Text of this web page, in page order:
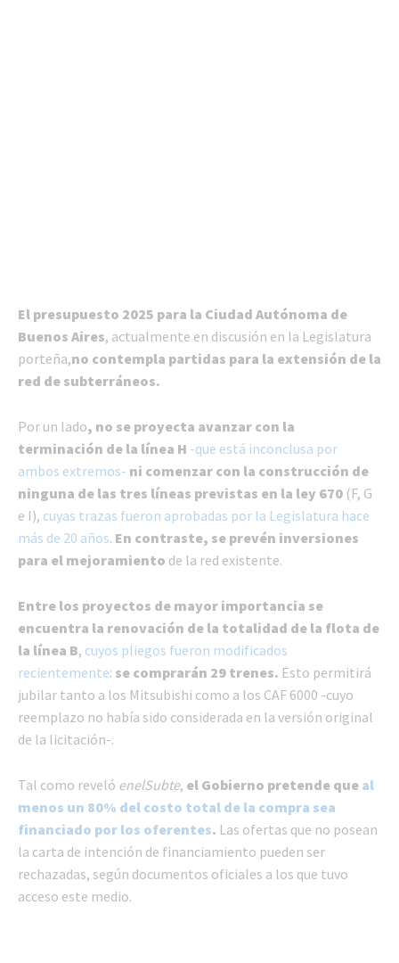
El presupuesto 2025 para la Ciudad Autónoma de
Buenos Aires, actualmente en discusión en la Legislatura
porteña,no contempla partidas para la extensión de la
red de subterráneos.
Por un lado, no se proyecta avanzar con la
terminación de la línea H -que está inconclusa por
ambos extremos- ni comenzar con la construcción de
ninguna de las tres líneas previstas en la ley 670 (F, G
e I), cuyas trazas fueron aprobadas por la Legislatura hace
más de 20 años. En contraste, se prevén inversiones
para el mejoramiento de la red existente.
Entre los proyectos de mayor importancia se
encuentra la renovación de la totalidad de la flota de
la línea B, cuyos pliegos fueron modificados
recientemente: se comprarán 29 trenes. Esto permitirá
jubilar tanto a los Mitsubishi como a los CAF 6000 -cuyo
reemplazo no había sido considerada en la versión original
de la licitación-.
Tal como reveló enelSubte, el Gobierno pretende que al
menos un 80% del costo total de la compra sea
financiado por los oferentes. Las ofertas que no posean
la carta de intención de financiamiento pueden ser
rechazadas, según documentos oficiales a los que tuvo
acceso este medio.